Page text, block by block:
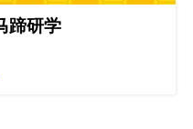
蹄研学